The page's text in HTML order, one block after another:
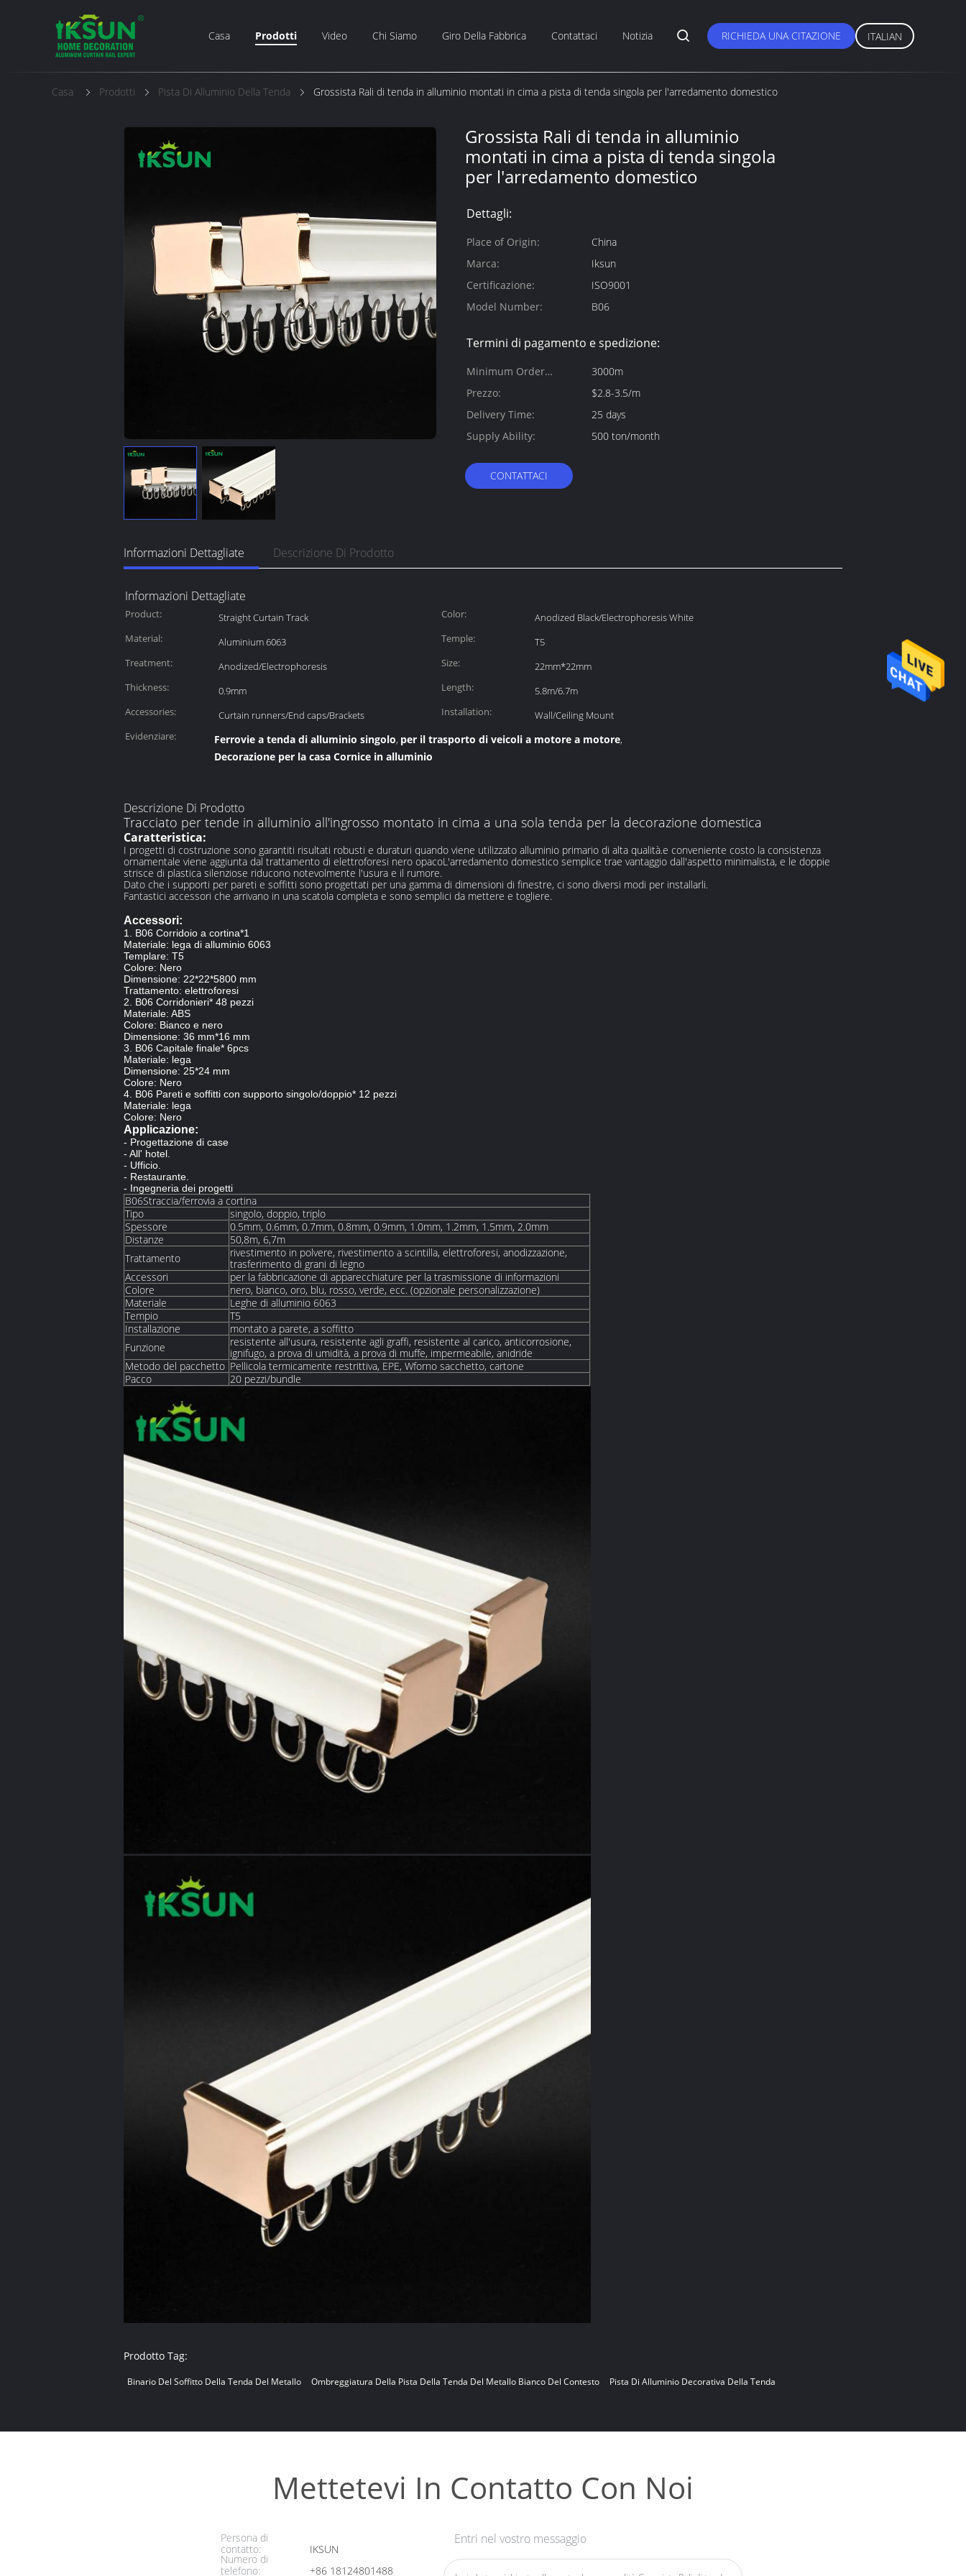
Casa Prodotti Video Chi Siamo Giro Della Fabbrica Contattaci Notizia RICHIEDA UNA CITAZIONE ITALIAN
Casa Prodotti Pista Di Alluminio Della Tenda Grossista Rali di tenda in alluminio montati in cima a pista di tenda singola per l'arredamento domestico
Grossista Rali di tenda in alluminio
montati in cima a pista di tenda singola
per l'arredamento domestico
Dettagli:
Place of Origin:
China
Marca:
Iksun
Certificazione:
ISO9001
Model Number:
B06
Termini di pagamento e spedizione:
Minimum Order
Quantity:
3000m
Prezzo:
$2.8-3.5/m
Delivery Time:
25 days
Supply Ability:
500 ton/month
CONTATTACI
Informazioni Dettagliate Descrizione Di Prodotto
Informazioni Dettagliate
Product: Straight Curtain Track Color:
Anodized Black/Electrophoresis White
Material:
Aluminium 6063 Temple:
T5
Treatment:
Anodized/Electrophoresis Size:
22mm*22mm
Thickness:
0.9mm Length:
5.8m/6.7m
Accessories:
Curtain runners/End caps/Brackets Installation:
Wall/Ceiling Mount
Evidenziare:
Ferrovie a tenda di alluminio singolo, per il trasporto di veicoli a motore a motore,
Decorazione per la casa Cornice in alluminio
Descrizione Di Prodotto
Tracciato per tende in alluminio all'ingrosso montato in cima a una sola tenda per la decorazione domestica
Caratteristica:
I progetti di costruzione sono garantiti risultati robusti e duraturi quando viene utilizzato alluminio primario di alta qualità.e conveniente costo la consistenza
ornamentale viene aggiunta dal trattamento di elettroforesi nero opacoL'arredamento domestico semplice trae vantaggio dall'aspetto minimalista, e le doppie
strisce di plastica silenziose riducono notevolmente l'usura e il rumore.
Dato che i supporti per pareti e soffitti sono progettati per una gamma di dimensioni di finestre, ci sono diversi modi per installarli.
Fantastici accessori che arrivano in una scatola completa e sono semplici da mettere e togliere.
Accessori:
1. B06 Corridoio a cortina*1
Materiale: lega di alluminio 6063
Templare: T5
Colore: Nero
Dimensione: 22*22*5800 mm
Trattamento: elettroforesi
2. B06 Corridonieri* 48 pezzi
Materiale: ABS
Colore: Bianco e nero
Dimensione: 36 mm*16 mm
3. B06 Capitale finale* 6pcs
Materiale: lega
Dimensione: 25*24 mm
Colore: Nero
4. B06 Pareti e soffitti con supporto singolo/doppio* 12 pezzi
Materiale: lega
Colore: Nero
Applicazione:
- Progettazione di case
- All' hotel.
- Ufficio.
- Restaurante.
- Ingegneria dei progetti
B06Straccia/ferrovia a cortina
Tipo
singolo, doppio, triplo
Spessore
0.5mm, 0.6mm, 0.7mm, 0.8mm, 0.9mm, 1.0mm, 1.2mm, 1.5mm, 2.0mm
Distanze
50,8m, 6,7m
Trattamento
rivestimento in polvere, rivestimento a scintilla, elettroforesi, anodizzazione,
trasferimento di grani di legno
Accessori
per la fabbricazione di apparecchiature per la trasmissione di informazioni
Colore
nero, bianco, oro, blu, rosso, verde, ecc. (opzionale personalizzazione)
Materiale
Leghe di alluminio 6063
Tempio
T5
Installazione
montato a parete, a soffitto
Funzione
resistente all'usura, resistente agli graffi, resistente al carico, anticorrosione,
ignifugo, a prova di umidità, a prova di muffe, impermeabile, anidride
Metodo del pacchetto Pellicola termicamente restrittiva, EPE, Wforno sacchetto, cartone
Pacco
20 pezzi/bundle
Prodotto Tag:
Binario Del Soffitto Della Tenda Del Metallo Ombreggiatura Della Pista Della Tenda Del Metallo Bianco Del Contesto Pista Di Alluminio Decorativa Della Tenda
Mettetevi In ​​contatto Con Noi
Persona di
contatto:
IKSUN
Numero di
telefono:
+86 18124801488
Entri nel vostro messaggio